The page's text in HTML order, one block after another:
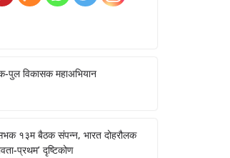
पुल विकासक महाअभियान
सभक १३म बैठक संपन्न, भारत दोहरौलक
प्रथम’ दृष्टिकोण